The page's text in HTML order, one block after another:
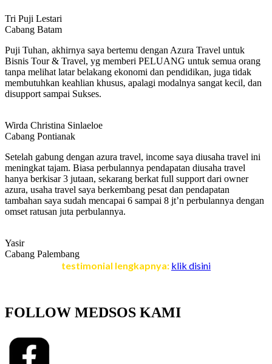
Tri Puji Lestari
Cabang Batam
Puji Tuhan, akhirnya saya bertemu dengan Azura Travel untuk
Bisnis Tour & Travel, yg memberi PELUANG untuk semua orang
tanpa melihat latar belakang ekonomi dan pendidikan, juga tidak
membutuhkan keahlian khusus, apalagi modalnya sangat kecil, dan
disupport sampai Sukses.
Wirda Christina Sinlaeloe
Cabang Pontianak
Setelah gabung dengan azura travel, income saya diusaha travel ini
meningkat tajam. Biasa perbulannya pendapatan diusaha travel
hanya berkisar 3 jutaan, sekarang berkat full support dari owner
azura, usaha travel saya berkembang pesat dan pendapatan
tambahan saya sudah mencapai 6 sampai 8 jt’n perbulannya dengan
omset ratusan juta perbulannya.
Yasir
Cabang Palembang
testimonial lengkapnya: klik disini
FOLLOW MEDSOS KAMI